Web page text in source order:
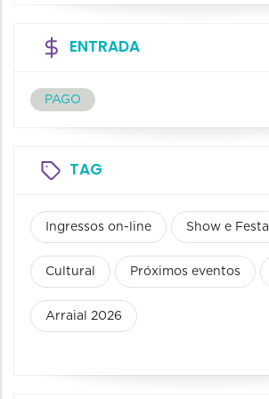
ENTRADA
PAGO
TAG
Ingressos on-line Show e Festa
Cultural Próximos eventos
Arraial 2026